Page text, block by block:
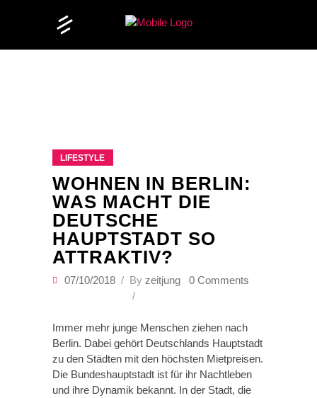
LIFESTYLE
WOHNEN IN BERLIN:
WAS MACHT DIE
DEUTSCHE
HAUPTSTADT SO
ATTRAKTIV?
07/10/2018 By zeitjung 0 Comments
Immer mehr junge Menschen ziehen nach
Berlin. Dabei gehört Deutschlands Hauptstadt
zu den Städten mit den höchsten Mietpreisen.
Die Bundeshauptstadt ist für ihr Nachtleben
und ihre Dynamik bekannt. In der Stadt, die